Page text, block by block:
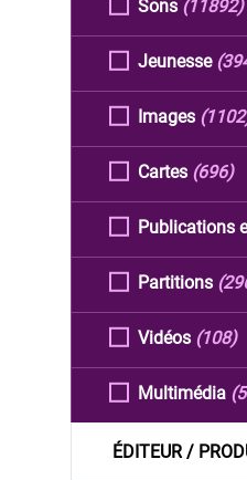
Sons (11892)
Jeunesse
Images
Cartes (696)
Publications
Partitions
Vidéos (108)
Multimédia
ÉDITEUR /